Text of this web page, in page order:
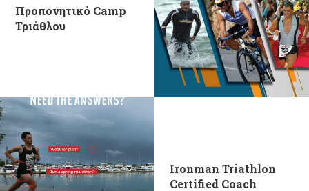
Προπονητικό Camp
Τριάθλου
Ironman Triathlon
Certified Coach